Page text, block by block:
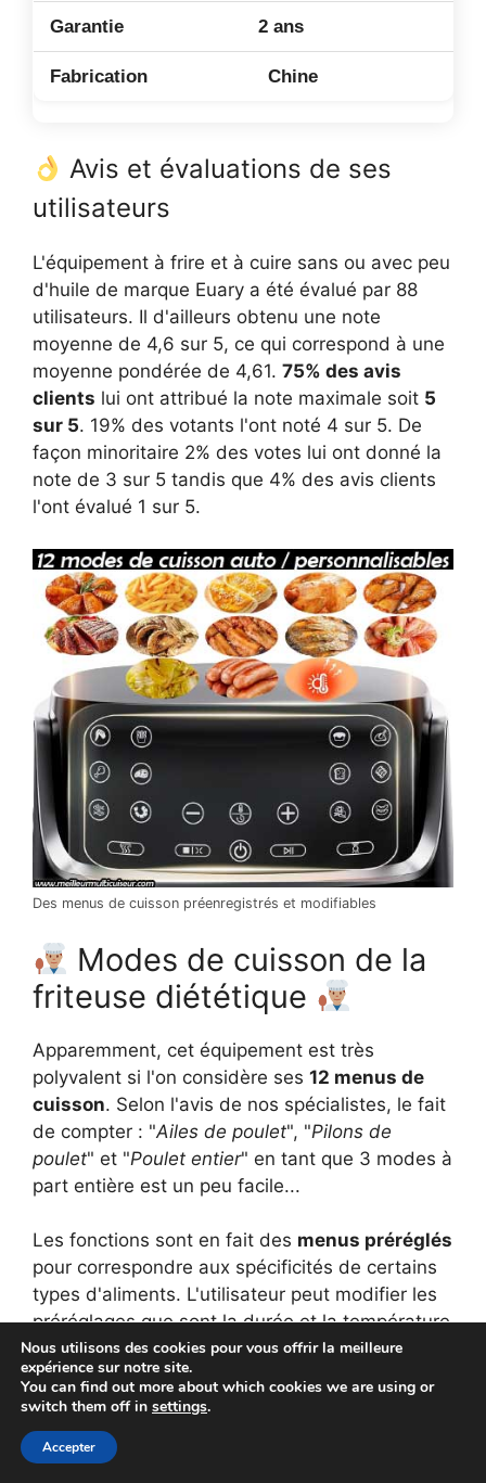
2 ans
Chine
Avis et évaluations de ses
utilisateurs
L'équipement à frire et à cuire sans ou avec peu
d'huile de marque Euary a été évalué par 88
utilisateurs. Il d'ailleurs obtenu une note
moyenne de 4,6 sur 5, ce qui correspond à une
moyenne pondérée de 4,61. 75% des avis
clients lui ont attribué la note maximale soit 5
sur 5. 19% des votants l'ont noté 4 sur 5. De
façon minoritaire 2% des votes lui ont donné la
note de 3 sur 5 tandis que 4% des avis clients
l'ont évalué 1 sur 5.
Des menus de cuisson préenregistrés et modifiables
Modes de cuisson de la
friteuse diététique
Apparemment, cet équipement est très
polyvalent si l'on considère ses 12 menus de
cuisson. Selon l'avis de nos spécialistes, le fait
de compter : "Ailes de poulet", "Pilons de
poulet" et "Poulet entier" en tant que 3 modes à
part entière est un peu facile...
Les fonctions sont en fait des menus préréglés
pour correspondre aux spécificités de certains
types d'aliments. L'utilisateur peut modifier les
préréglages que sont la durée et la température
de cuisson à l'instar d'unmode de cuisson
manuel.
Tableau des menus de cuisson
Nous utilisons des cookies pour vous offrir la meilleure
expérience sur notre site.
You can find out more about which cookies we are using or
switch them off in settings.
Accepter